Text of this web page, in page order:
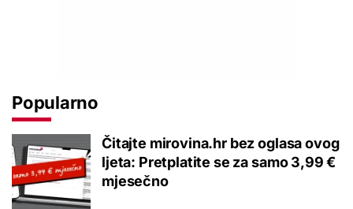
Popularno
Čitajte mirovina.hr bez oglasa ovog
ljeta: Pretplatite se za samo 3,99 €
mjesečno